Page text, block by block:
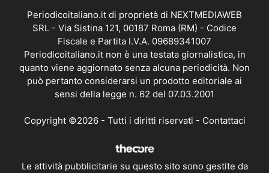
Periodicoitaliano.it di proprietà di NEXTMEDIAWEB
SRL - Via Sistina 121, 00187 Roma (RM) - Codice
Fiscale e Partita I.V.A. 09689341007
Periodicoitaliano.it non è una testata giornalistica, in
quanto viene aggiornato senza alcuna periodicità. Non
può pertanto considerarsi un prodotto editoriale ai
sensi della legge n. 62 del 07.03.2001
Copyright ©2026 - Tutti i diritti riservati - Contattaci
Le attività pubblicitarie su questo sito sono gestite da